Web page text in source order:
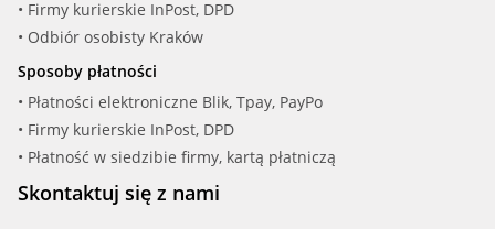
• Firmy kurierskie InPost, DPD
• Odbiór osobisty Kraków
Sposoby płatności
• Płatności elektroniczne Blik, Tpay, PayPo
• Firmy kurierskie InPost, DPD
• Płatność w siedzibie firmy, kartą płatniczą
Skontaktuj się z nami